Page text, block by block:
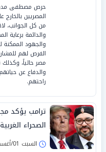
حرص مصطفى
المصريين
من كل الجوانب،
والدائمة برعاية
والجهود الممكنة
الفرص لهم
مصر حالياً،
والدفاع عن
راحتهم.
ترامب يؤكد
الصحراء الغربية
السبت 01/أغسطس/2026 - 03:34 م